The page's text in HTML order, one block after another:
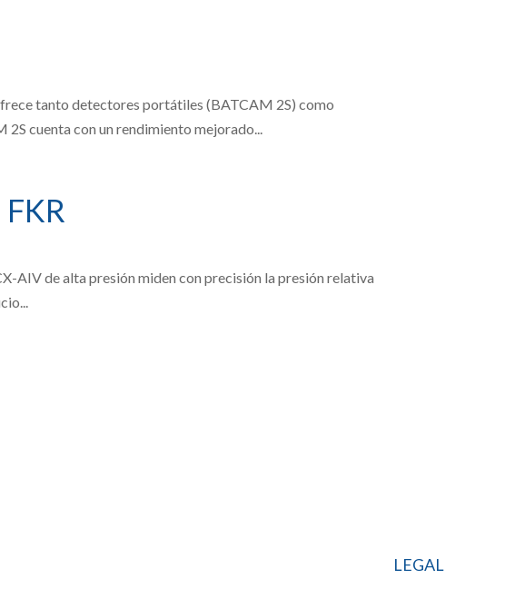
tanto detectores portátiles (BATCAM 2S) como
cuenta con un rendimiento mejorado...
AIV de alta presión miden con precisión la presión relativa
LEGAL